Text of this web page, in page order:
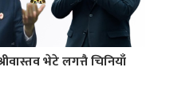
भेटे लगत्तै चिनियाँ